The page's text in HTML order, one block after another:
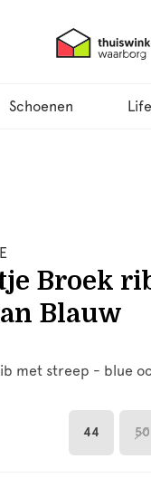
Schoenen
Broek
Blauw
met streep - blue
44 50